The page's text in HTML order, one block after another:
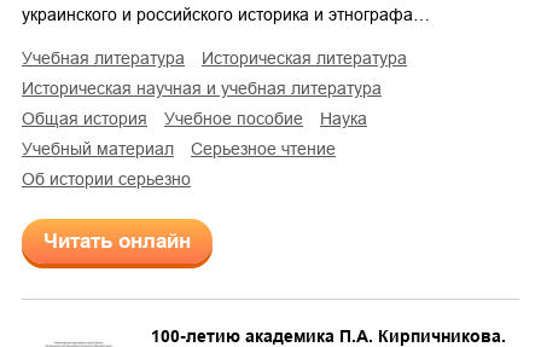
украинского и российского историка и этнографа…
учебная литература
историческая литература
историческая научная и учебная литература
общая история
учебное пособие
наука
учебный материал
серьезное чтение
об истории серьезно
Читать онлайн
100-летию академика П.А. Кирпичникова.